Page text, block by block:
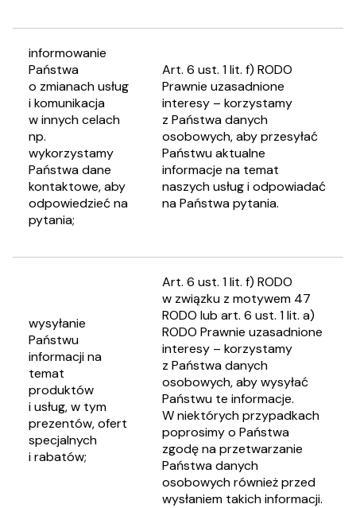
informowanie
Państwa
o zmianach usług
i komunikacja
w innych celach
np.
wykorzystamy
Państwa dane
kontaktowe, aby
odpowiedzieć na
pytania;
Art. 6 ust. 1 lit. f) RODO
Prawnie uzasadnione
interesy – korzystamy
z Państwa danych
osobowych, aby przesyłać
Państwu aktualne
informacje na temat
naszych usług i odpowiadać
na Państwa pytania.
wysyłanie
Państwu
informacji na
temat
produktów
i usług, w tym
prezentów, ofert
specjalnych
i rabatów;
Art. 6 ust. 1 lit. f) RODO
w związku z motywem 47
RODO lub art. 6 ust. 1 lit. a)
RODO Prawnie uzasadnione
interesy – korzystamy
z Państwa danych
osobowych, aby wysyłać
Państwu te informacje.
W niektórych przypadkach
poprosimy o Państwa
zgodę na przetwarzanie
Państwa danych
osobowych również przed
wysłaniem takich informacji.